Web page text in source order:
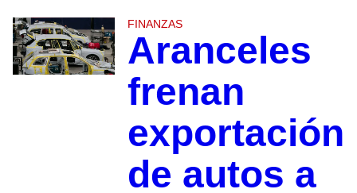
FINANZAS
Aranceles
frenan
exportación
de autos a